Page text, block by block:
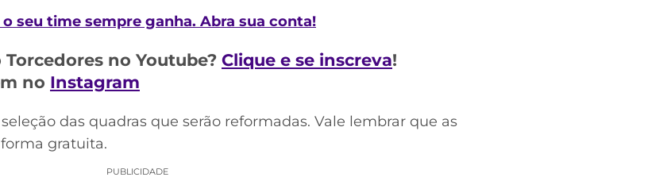
seu time sempre ganha. Abra sua conta!
no Youtube? Clique e se inscreva!
no Instagram
das quadras que serão reformadas. Vale lembrar que as
gratuita.
PUBLICIDADE